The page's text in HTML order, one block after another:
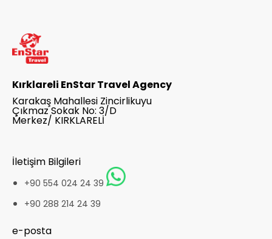
Kırklareli EnStar Travel Agency
Karakaş Mahallesi Zincirlikuyu
Çıkmaz Sokak No: 3/D
Merkez/ KIRKLARELİ
İletişim Bilgileri
+90 554 024 24 39
+90 288 214 24 39
e-posta